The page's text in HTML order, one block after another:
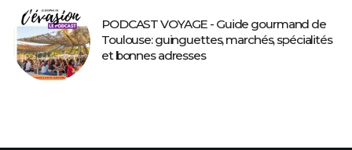
PODCAST VOYAGE - Guide gourmand de
Toulouse: guinguettes, marchés, spécialités
et bonnes adresses